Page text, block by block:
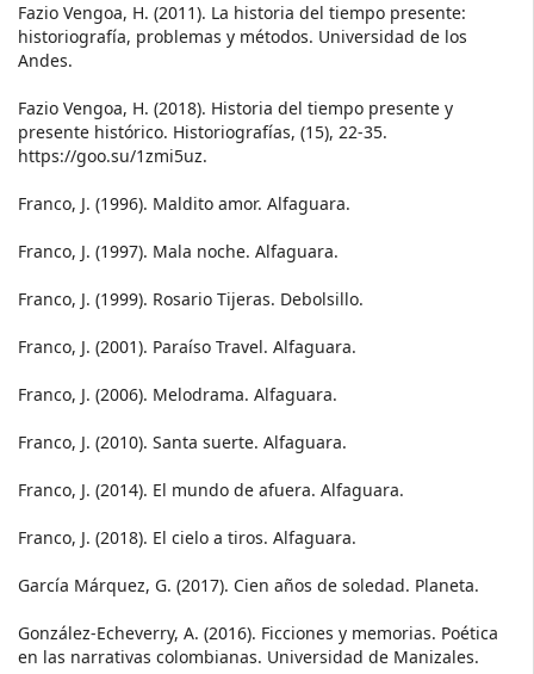
Fazio Vengoa, H. (2011). La historia del tiempo presente:
historiografía, problemas y métodos. Universidad de los
Andes.
Fazio Vengoa, H. (2018). Historia del tiempo presente y
presente histórico. Historiografías, (15), 22-35.
https://goo.su/1zmi5uz.
Franco, J. (1996). Maldito amor. Alfaguara.
Franco, J. (1997). Mala noche. Alfaguara.
Franco, J. (1999). Rosario Tijeras. Debolsillo.
Franco, J. (2001). Paraíso Travel. Alfaguara.
Franco, J. (2006). Melodrama. Alfaguara.
Franco, J. (2010). Santa suerte. Alfaguara.
Franco, J. (2014). El mundo de afuera. Alfaguara.
Franco, J. (2018). El cielo a tiros. Alfaguara.
García Márquez, G. (2017). Cien años de soledad. Planeta.
González-Echeverry, A. (2016). Ficciones y memorias. Poética
en las narrativas colombianas. Universidad de Manizales.